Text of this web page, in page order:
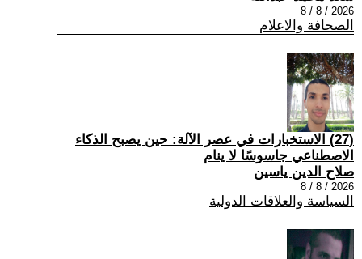
2026 / 8 / 8
الصحافة والاعلام
(27) الاستخبارات في عصر الآلة: حين يصبح الذكاء
الاصطناعي جاسوسًا لا ينام
صلاح الدين ياسين
2026 / 8 / 8
السياسة والعلاقات الدولية